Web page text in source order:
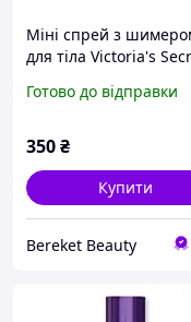
Міні спрей з
для тіла Victoria's
Shimmer, 75 мл
Готово до відправки
350₴
Купити
Bereket Beauty